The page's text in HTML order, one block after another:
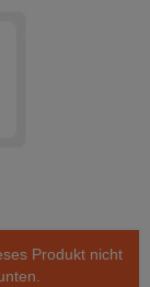
Produkt nicht